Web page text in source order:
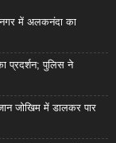
में अलकनंदा का
प्रदर्शन; पुलिस ने
जोखिम में डालकर पार